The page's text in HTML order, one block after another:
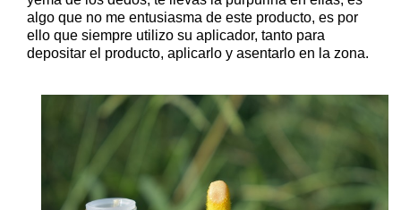
algo que no me entusiasma de este producto, es por
ello que siempre utilizo su aplicador, tanto para
depositar el producto, aplicarlo y asentarlo en la zona.